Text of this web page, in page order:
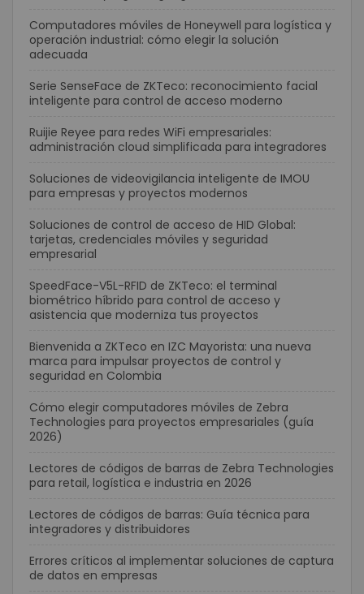
Computadores móviles de Honeywell para logística y
operación industrial: cómo elegir la solución
adecuada
Serie SenseFace de ZKTeco: reconocimiento facial
inteligente para control de acceso moderno
Ruijie Reyee para redes WiFi empresariales:
administración cloud simplificada para integradores
Soluciones de videovigilancia inteligente de IMOU
para empresas y proyectos modernos
Soluciones de control de acceso de HID Global:
tarjetas, credenciales móviles y seguridad
empresarial
SpeedFace-V5L-RFID de ZKTeco: el terminal
biométrico híbrido para control de acceso y
asistencia que moderniza tus proyectos
Bienvenida a ZKTeco en IZC Mayorista: una nueva
marca para impulsar proyectos de control y
seguridad en Colombia
Cómo elegir computadores móviles de Zebra
Technologies para proyectos empresariales (guía
2026)
Lectores de códigos de barras de Zebra Technologies
para retail, logística e industria en 2026
Lectores de códigos de barras: Guía técnica para
integradores y distribuidores
Errores críticos al implementar soluciones de captura
de datos en empresas